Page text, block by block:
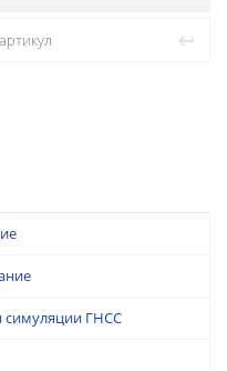
симуляции ГНСС